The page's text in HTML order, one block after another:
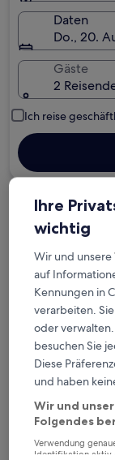
Daten
Do., 20.
Gäste
2
Ich reise
Verdiene
Mehr
Überprüfe
6. Aug. - 7.
Ihre
wichtig
Wir und unsere
auf
Kennungen in
verarbeiten.
oder
besuchen Sie
Diese
und haben
Wir und
Folgendes
Verwendung
Identifikation aktiv